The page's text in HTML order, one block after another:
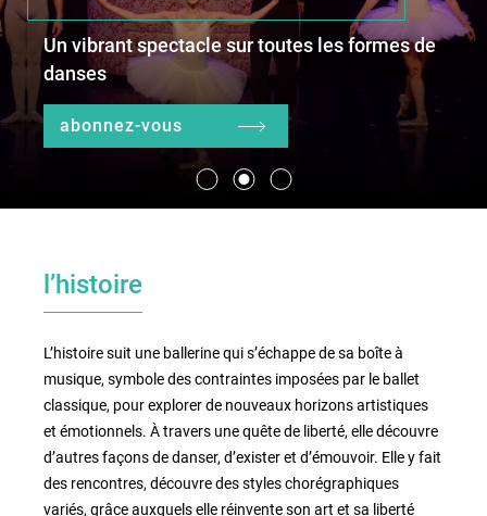
le lieu
l'équipe
partenaires et mécènes
Un vibrant spectacle sur toutes les formes de
danses
abonnez-vous
l’histoire
L’histoire suit une ballerine qui s’échappe de sa boîte à
musique, symbole des contraintes imposées par le ballet
classique, pour explorer de nouveaux horizons artistiques
et émotionnels. À travers une quête de liberté, elle découvre
d’autres façons de danser, d’exister et d’émouvoir. Elle y fait
des rencontres, découvre des styles chorégraphiques
variés, grâce auxquels elle réinvente son art et sa liberté